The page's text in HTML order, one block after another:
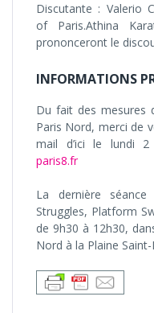
Discutante : Valerio
of Paris.Athina
prononceront le
INFORMATIONS
Du fait des mesures
Paris Nord, merci de
mail d’ici le lundi 2
paris8.fr
La dernière
Struggles, Platform
de 9h30 à 12h30,
Nord à la Plaine Saint-